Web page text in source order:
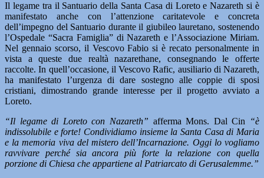
Il legame tra il Santuario della Santa Casa di Loreto e Nazareth si è
manifestato anche con l’attenzione caritatevole e concreta
dell’impegno del Santuario durante il giubileo lauretano, sostenendo
l’Ospedale “Sacra Famiglia” di Nazareth e l’Associazione Miriam.
Nel gennaio scorso, il Vescovo Fabio si è recato personalmente in
vista a queste due realtà nazarethane, consegnando le offerte
raccolte. In quell’occasione, il Vescovo Rafic, ausiliario di Nazareth,
ha manifestato l’urgenza di dare sostegno alle coppie di sposi
cristiani, dimostrando grande interesse per il progetto avviato a
Loreto.
“Il legame di Loreto con Nazareth” afferma Mons. Dal Cin
“è
indissolubile e forte! Condividiamo insieme la Santa Casa di Maria
e la memoria viva del mistero dell’Incarnazione. Oggi lo vogliamo
ravvivare perché sia ancora più forte la relazione con quella
porzione di Chiesa che appartiene al Patriarcato di Gerusalemme.”